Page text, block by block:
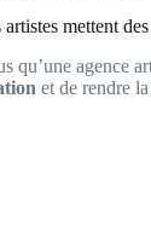
mettent
qu’une agence
et de rendre